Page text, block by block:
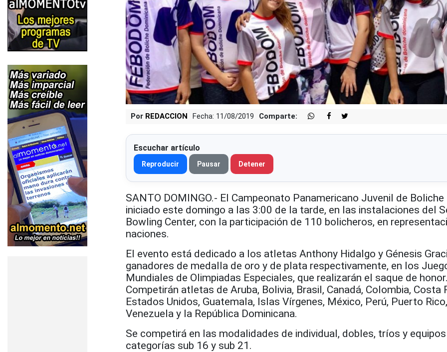
Por REDACCION Fecha: 11/08/2019 Comparte:
Escuchar artículo
Reproducir Pausar Detener
SANTO DOMINGO.- El Campeonato Panamericano Juvenil de Boliche
iniciado este domingo a las 3:00 de la tarde, en las instalaciones del
Bowling Center, con la participación de 110 bolicheros, en
naciones.
El evento está dedicado a los atletas Anthony Hidalgo y Génesis
ganadores de medalla de oro y de plata respectivamente, en los
Mundiales de Olimpiadas Especiales, que realizarán el saque de
Competirán atletas de Aruba, Bolivia, Brasil, Canadá, Colombia, Costa
Estados Unidos, Guatemala, Islas Vírgenes, México, Perú, Puerto Rico,
Venezuela y la República Dominicana.
Se competirá en las modalidades de individual, dobles, tríos y
categorías sub 16 y sub 21.